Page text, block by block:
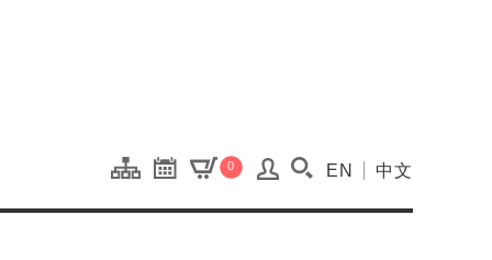
0 搜尋(開啟搜尋視窗)
EN 中文